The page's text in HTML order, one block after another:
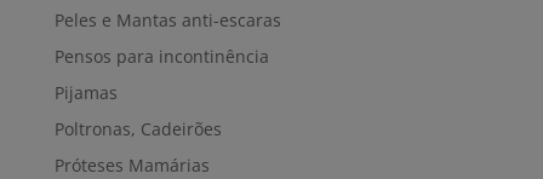
Peles e Mantas anti-escaras
Pensos para incontinência
Pijamas
Poltronas, Cadeirões
Próteses Mamárias